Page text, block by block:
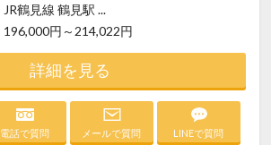
JR鶴見線 鶴見駅 ...
196,000円～214,022円
詳細を見る
電話で質問 メールで質問 LINEで質問